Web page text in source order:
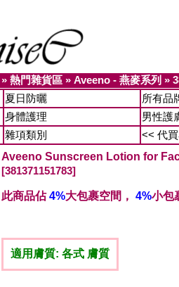
» 熱門雜貨區 » Aveeno - 燕麥系列 »
夏日防曬
所有品
身體護理
男性護
雜項類別
<< 代
Aveeno Sunscreen Lotion for
[381371151783]
此商品佔4%大包裹空間， 4%小包
適用膚質: 各式 膚質